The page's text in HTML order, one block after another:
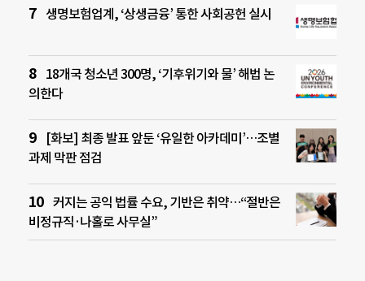
생명보험업계, ‘상생금융’ 통한 사회공헌 실시
18개국 청소년 300명, ‘기후위기와 물’ 해법 논
의한다
[화보] 최종 발표 앞둔 ‘유일한 아카데미’…조별
과제 막판 점검
커지는 공익 법률 수요, 기반은 취약…“절반은
비정규직·나홀로 사무실”